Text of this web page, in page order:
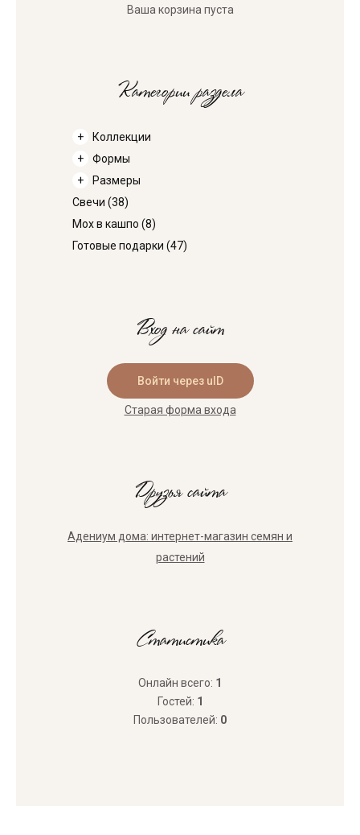
Ваша корзина пуста
Категории раздела
Коллекции
Формы
Размеры
Свечи (38)
Мох в кашпо (8)
Готовые подарки (47)
Вход на сайт
Войти через uID
Старая форма входа
Друзья сайта
Адениум дома: интернет-магазин семян и
растений
Статистика
Онлайн всего: 1
Гостей: 1
Пользователей: 0